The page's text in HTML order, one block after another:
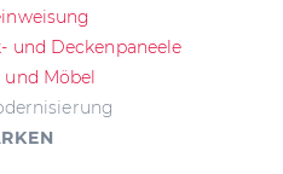
und Deckenpaneele
Möbel